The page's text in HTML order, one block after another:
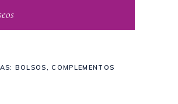
BOLSOS,COMPLEMENTOS